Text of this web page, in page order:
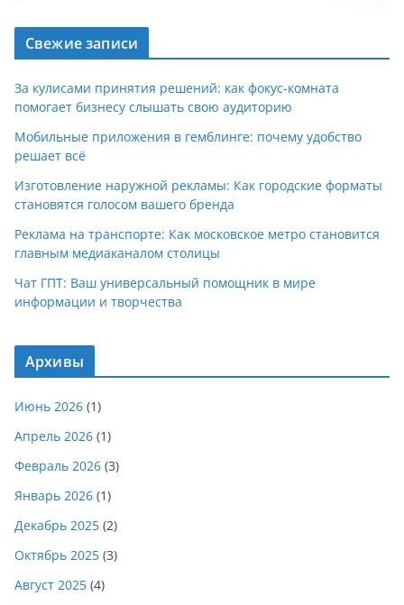
Свежие записи
За кулисами принятия решений: как фокус-комната
помогает бизнесу слышать свою аудиторию
Мобильные приложения в гемблинге: почему удобство
решает всё
Изготовление наружной рекламы: Как городские форматы
становятся голосом вашего бренда
Реклама на транспорте: Как московское метро становится
главным медиаканалом столицы
Чат ГПТ: Ваш универсальный помощник в мире
информации и творчества
Архивы
Июнь 2026 (1)
Апрель 2026 (1)
Февраль 2026 (3)
Январь 2026 (1)
Декабрь 2025 (2)
Октябрь 2025 (3)
Август 2025 (4)